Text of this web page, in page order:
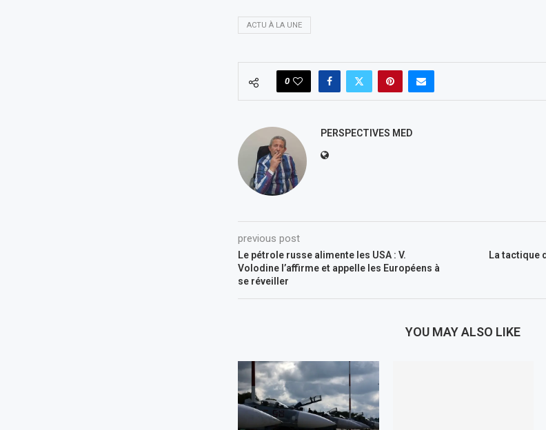
ACTU À LA UNE
0
PERSPECTIVES MED
previous post
Le pétrole russe alimente les USA : V.
Volodine l’affirme et appelle les Européens à
se réveiller
La tactique
YOU MAY ALSO LIKE